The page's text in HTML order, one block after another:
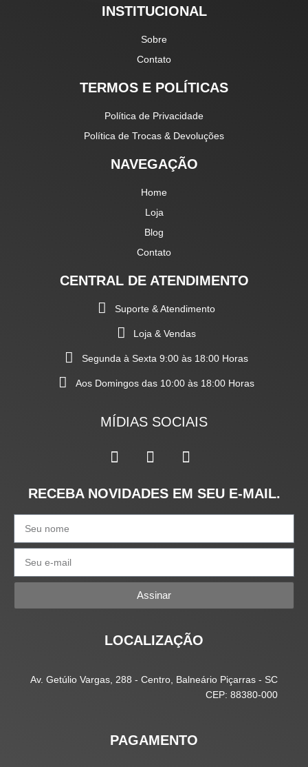
INSTITUCIONAL
Sobre
Contato
TERMOS E POLÍTICAS
Política de Privacidade
Política de Trocas & Devoluções
NAVEGAÇÃO
Home
Loja
Blog
Contato
CENTRAL DE ATENDIMENTO
Suporte & Atendimento
Loja & Vendas
Segunda à Sexta 9:00 às 18:00 Horas
Aos Domingos das 10:00 às 18:00 Horas
MÍDIAS SOCIAIS
RECEBA NOVIDADES EM SEU E-MAIL.
Assinar
LOCALIZAÇÃO
Av. Getúlio Vargas, 288 - Centro, Balneário Piçarras - SC
CEP: 88380-000
PAGAMENTO